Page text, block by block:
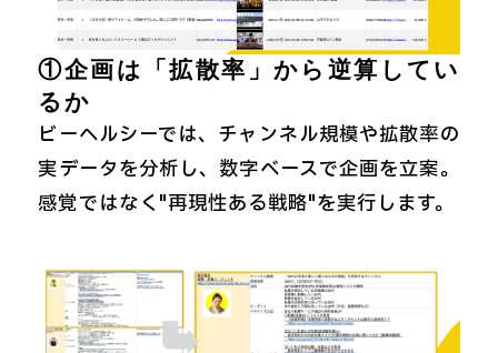
①企画は「拡散率」から逆算してい
るか
ビーヘルシーでは、チャンネル規模や拡散率の
実データを分析し、数字ベースで企画を立案。
感覚ではなく"再現性ある戦略"を実行します。